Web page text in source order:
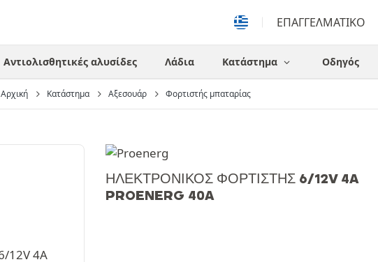
ΕΠΑΓΓΕΛΜΑΤΙΚΟ
Αντιολισθητικές αλυσίδες Λάδια Κατάστημα Οδηγός
Αρχική Κατάστημα Αξεσουάρ Φορτιστής μπαταρίας
ΗΛΕΚΤΡΟΝΙΚΌΣ ΦΟΡΤΙΣΤΉΣ 6/12V 4A
PROENERG 40A